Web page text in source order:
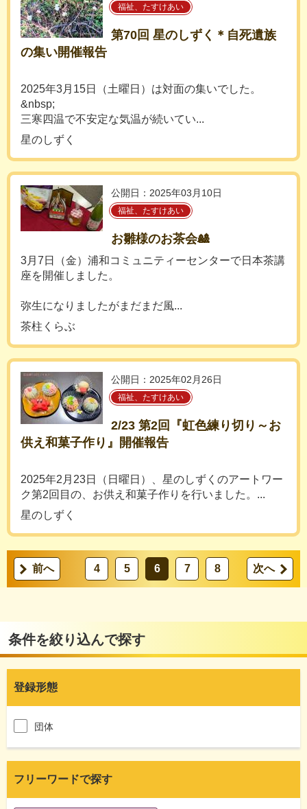
福祉、たすけあい
第70回 星のしずく＊自死遺族
の集い開催報告
2025年3月15日（土曜日）は対面の集いでした。
&nbsp;
三寒四温で不安定な気温が続いてい...
星のしずく
公開日：2025年03月10日
福祉、たすけあい
お雛様のお茶会🎎
3月7日（金）浦和コミュニティーセンターで日本茶講
座を開催しました。
弥生になりましたがまだまだ風...
茶柱くらぶ
公開日：2025年02月26日
福祉、たすけあい
2/23 第2回『虹色練り切り～お
供え和菓子作り』開催報告
2025年2月23日（日曜日）、星のしずくのアートワー
ク第2回目の、お供え和菓子作りを行いました。...
星のしずく
前へ 4 5 6 7 8 次へ
条件を絞り込んで探す
登録形態
団体
フリーワードで探す